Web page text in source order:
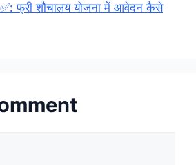
फ्री शौचालय योजना में आवेदन कैसे